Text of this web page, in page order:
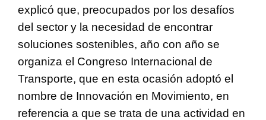
explicó que, preocupados por los desafíos
del sector y la necesidad de encontrar
soluciones sostenibles, año con año se
organiza el Congreso Internacional de
Transporte, que en esta ocasión adoptó el
nombre de Innovación en Movimiento, en
referencia a que se trata de una actividad en